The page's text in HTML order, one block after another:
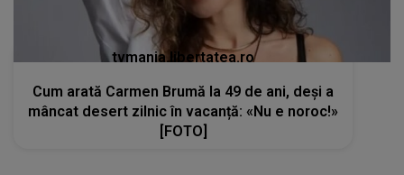
tvmania.libertatea.ro
Cum arată Carmen Brumă la 49 de ani, deși a
mâncat desert zilnic în vacanță: «Nu e noroc!»
[FOTO]